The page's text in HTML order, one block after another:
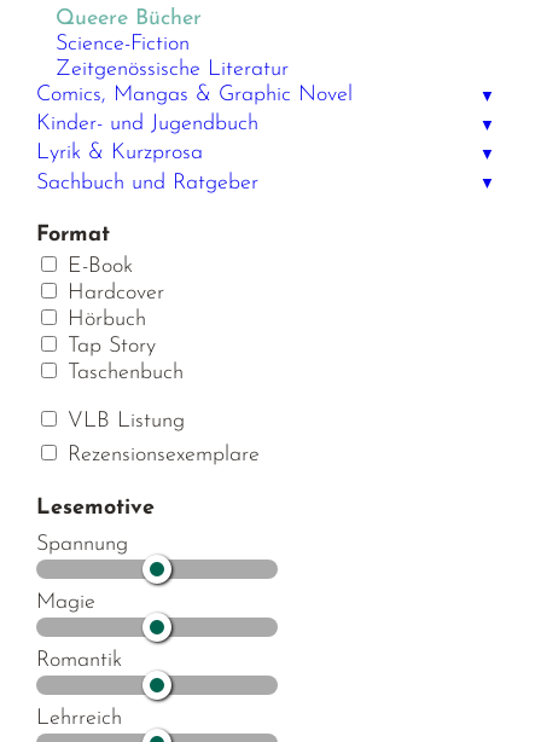
Queere Bücher
Science-Fiction
Zeitgenössische Literatur
Comics, Mangas & Graphic Novel
▼
Kinder- und Jugendbuch ▼
Lyrik & Kurzprosa ▼
Sachbuch und Ratgeber ▼
Format
E-Book
Hardcover
Hörbuch
Tap Story
Taschenbuch
VLB Listung
Rezensionsexemplare
Lesemotive
Spannung
Magie
Romantik
Lehrreich